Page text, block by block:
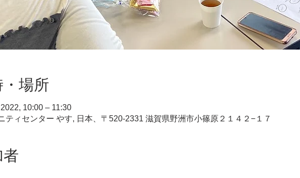
・場所
10:00 – 11:30
ティセンター やす, 日本、〒520-2331 滋賀県野洲市小篠原２１４２−１７
者